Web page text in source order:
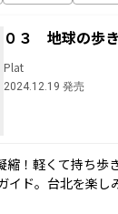
０３ 地球の歩
Plat
2024.12.19 発売
縮！軽くて持ち歩
イド。台北を楽し